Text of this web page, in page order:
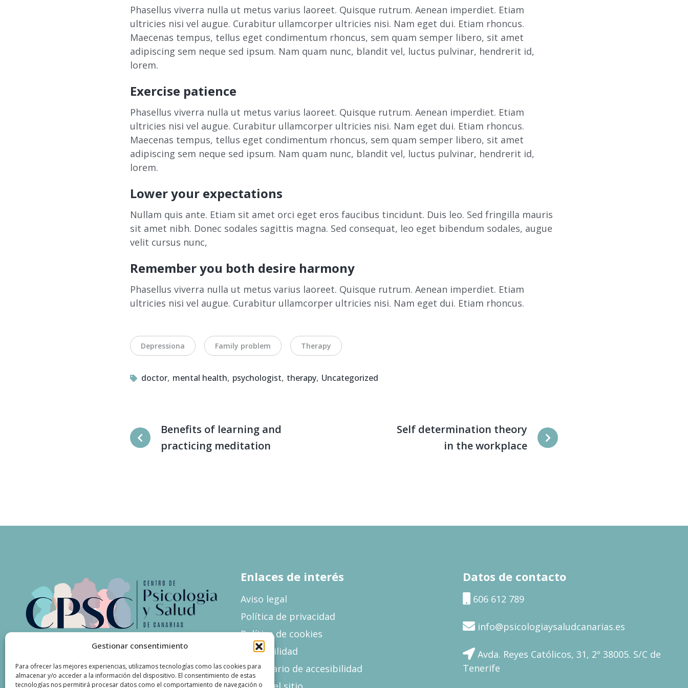
Gestionar consentimiento
Para ofrecer las mejores experiencias, utilizamos tecnologías como las cookies para
almacenar y/o acceder a la información del dispositivo. El consentimiento de estas
tecnologías nos permitirá procesar datos como el comportamiento de navegación o
Phasellus viverra nulla ut metus varius laoreet. Quisque rutrum. Aenean imperdiet. Etiam
ultricies nisi vel augue. Curabitur ullamcorper ultricies nisi. Nam eget dui. Etiam rhoncus.
Maecenas tempus, tellus eget condimentum rhoncus, sem quam semper libero, sit amet
adipiscing sem neque sed ipsum. Nam quam nunc, blandit vel, luctus pulvinar, hendrerit id,
lorem.
Exercise patience
Phasellus viverra nulla ut metus varius laoreet. Quisque rutrum. Aenean imperdiet. Etiam
ultricies nisi vel augue. Curabitur ullamcorper ultricies nisi. Nam eget dui. Etiam rhoncus.
Maecenas tempus, tellus eget condimentum rhoncus, sem quam semper libero, sit amet
adipiscing sem neque sed ipsum. Nam quam nunc, blandit vel, luctus pulvinar, hendrerit id,
lorem.
Lower your expectations
Nullam quis ante. Etiam sit amet orci eget eros faucibus tincidunt. Duis leo. Sed fringilla mauris
sit amet nibh. Donec sodales sagittis magna. Sed consequat, leo eget bibendum sodales, augue
velit cursus nunc,
Remember you both desire harmony
Phasellus viverra nulla ut metus varius laoreet. Quisque rutrum. Aenean imperdiet. Etiam
ultricies nisi vel augue. Curabitur ullamcorper ultricies nisi. Nam eget dui. Etiam rhoncus.
TagsDepressiona Family problem Therapy
doctor, mental health, psychologist, therapy, Uncategorized
Benefits of learning and
practicing meditation
Self determination theory
in the workplace
Enlaces de interés
Aviso legal
Política de privacidad
Política de cookies
Accesibilidad
Formulario de accesibilidad
Datos de contacto
606 612 789
info@psicologiaysaludcanarias.es
Avda. Reyes Católicos, 31, 2º 38005. S/C de
Tenerife